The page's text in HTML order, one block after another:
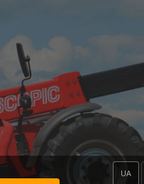
classes/
1 to be string, array
modules/Template/
UA